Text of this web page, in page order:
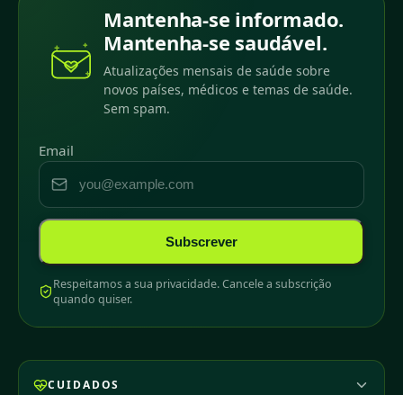
Mantenha-se informado.
Mantenha-se saudável.
Atualizações mensais de saúde sobre
novos países, médicos e temas de saúde.
Sem spam.
Email
Subscrever
Respeitamos a sua privacidade. Cancele a subscrição
quando quiser.
CUIDADOS